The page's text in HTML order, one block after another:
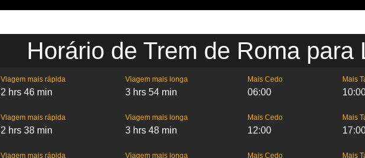
Horário de Trem de Roma para
Viagem mais rápida
2 hrs 46 min
Viagem mais longa
3 hrs 54 min
Mais Cedo
06:00
Mais
Viagem mais rápida
2 hrs 38 min
Viagem mais longa
3 hrs 48 min
Mais Cedo
12:00
Mais
Viagem mais rápida Viagem mais longa Mais Cedo Mais